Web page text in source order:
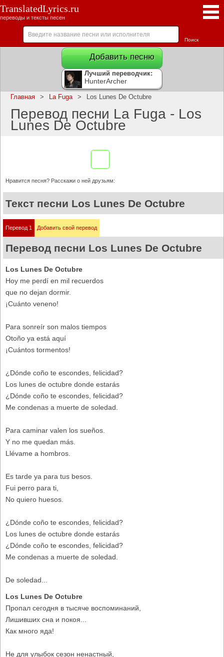
TranslatedLyrics.ru
переводы и тексты песен
Добавить песню
Лучший переводчик:
HunterArcher
Главная > La Fuga > Los Lunes De Octubre
Перевод песни La Fuga - Los
Lunes De Octubre
Нравится песня? Расскажи о ней друзьям:
Текст песни Los Lunes De Octubre
Перевод 1 Добавить свой перевод
Перевод песни Los Lunes De Octubre
Los Lunes De Octubre
Hoy me perdí en mil recuerdos
que no dejan dormir.
¡Cuánto veneno!
Para sonreír son malos tiempos
Otoño ya está aquí
¡Cuántos tormentos!
¿Dónde coño te escondes, felicidad?
Los lunes de octubre donde estarás
¿Dónde coño te escondes, felicidad?
Me condenas a muerte de soledad.
Para caminar valen los sueños.
Y no me quedan más.
Llévame a hombros.
Es tarde ya para tus besos.
Fui perro para ti,
No quiero huesos.
¿Dónde coño te escondes, felicidad?
Los lunes de octubre donde estarás
¿Dónde coño te escondes, felicidad?
Me condenas a muerte de soledad.
De soledad...
Los Lunes De Octubre
Пропал сегодня в тысяче воспоминаний,
Лишивших сна и покоя...
Как много яда!
Не для улыбок сезон ненастный,